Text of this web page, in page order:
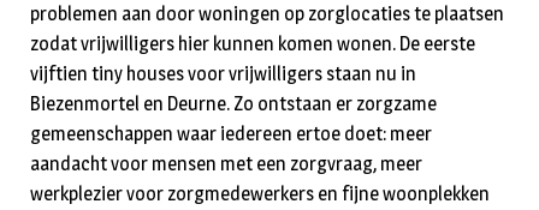
problemen aan door woningen op zorglocaties te plaatsen
zodat vrijwilligers hier kunnen komen wonen. De eerste
vijftien tiny houses voor vrijwilligers staan nu in
Biezenmortel en Deurne. Zo ontstaan er zorgzame
gemeenschappen waar iedereen ertoe doet: meer
aandacht voor mensen met een zorgvraag, meer
werkplezier voor zorgmedewerkers en fijne woonplekken